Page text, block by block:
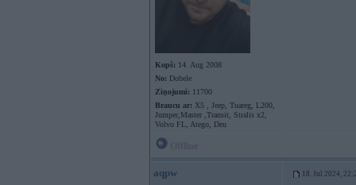
Kopš: 14. Aug 2008
No: Dobele
Ziņojumi: 11700
Braucu ar: X5 , Jeep, Tuareg, L200,
Jumper,Master ,Transit, Stralis x2,
Volvo FL, Atego, Deu
aqpw 18. Jul 2024,